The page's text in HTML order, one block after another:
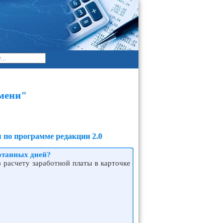
программе редакции 2.0
дней?
заработной платы в карточке